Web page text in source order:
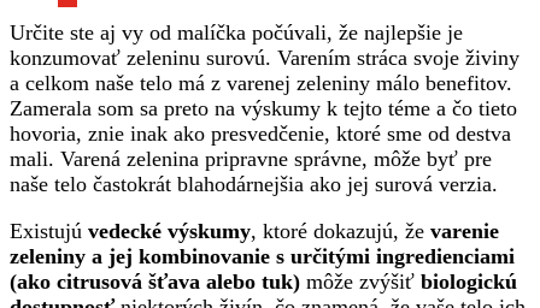
Určite ste aj vy od malíčka počúvali, že najlepšie je
konzumovať zeleninu surovú. Varením stráca svoje živiny
a celkom naše telo má z varenej zeleniny málo benefitov.
Zamerala som sa preto na výskumy k tejto téme a čo tieto
hovoria, znie inak ako presvedčenie, ktoré sme od destva
mali. Varená zelenina pripravne správne, môže byť pre
naše telo častokrát blahodárnejšia ako jej surová verzia.
Existujú vedecké výskumy, ktoré dokazujú, že varenie
zeleniny a jej kombinovanie s určitými ingredienciami
(ako citrusová šťava alebo tuk) môže zvýšiť biologickú